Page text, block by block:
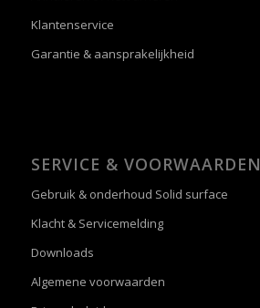
Klantenservice
Garantie & aansprakelijkheid
SERVICE & VOORWAARDEN
Gebruik & onderhoud Solid surface
Klacht & Servicemelding
Downloads
Algemene voorwaarden